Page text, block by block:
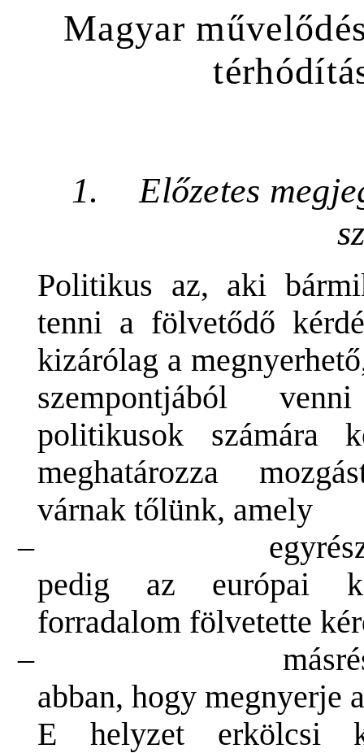
Magyar
1.
Előzetes
Politikus az, aki
tenni a fölvetődő
kizárólag a
szempontjából
politikusok számára
meghatározza
várnak tőlünk, amely
–
pedig az európai
forradalom fölvetette
–
abban, hogy megnyerje
E helyzet erkölcsi